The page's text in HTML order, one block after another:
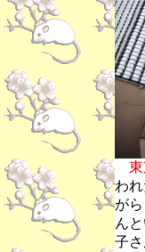
わ
が
ん
子さ